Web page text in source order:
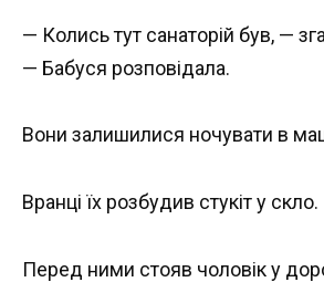
— Колись тут санаторій був, —
— Бабуся розповідала.
Вони залишилися ночувати в
Вранці їх розбудив стукіт у скло.
Перед ними стояв чоловік у